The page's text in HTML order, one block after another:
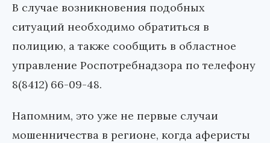
В случае возникновения подобных
ситуаций необходимо обратиться в
полицию, а также сообщить в областное
управление Роспотребнадзора по телефону
8(8412) 66-09-48.
Напомним, это уже не первые случаи
мошенничества в регионе, когда аферисты